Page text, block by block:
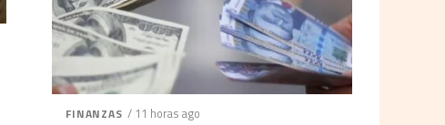
FINANZAS / 11 horas ago